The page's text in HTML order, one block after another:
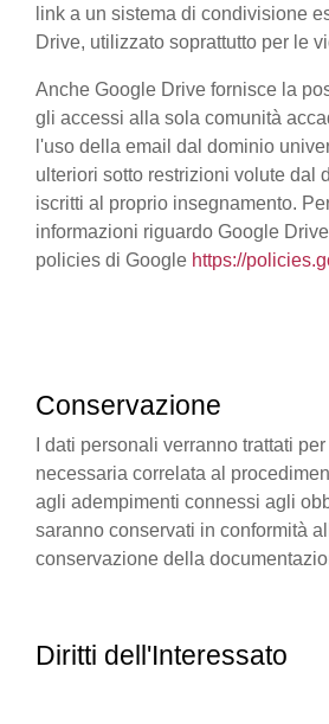
link a un sistema di condivisione
Drive, utilizzato soprattutto per le
Anche Google Drive fornisce la
gli accessi alla sola comunità
l'uso della email dal dominio
ulteriori sotto restrizioni volute dal
iscritti al proprio insegnamento.
informazioni riguardo Google
policies di Google https://
Conservazione
I dati personali verranno trattati
necessaria correlata al
agli adempimenti connessi agli
saranno conservati in conformità
conservazione della
Diritti dell'Interessato